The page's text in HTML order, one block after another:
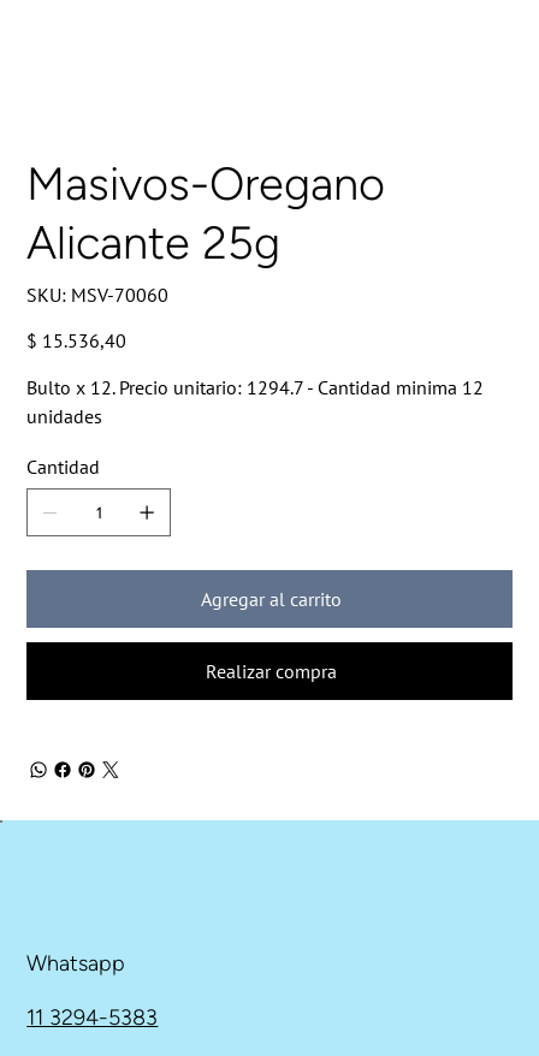
Masivos-Oregano
Alicante 25g
SKU: SKU
MSV-
MSV-70060
Precio
$ 15.536,40
Bulto x 12. Precio unitario: 1294.7 - Cantidad minima 12
unidades
Cantidad
Agregar al carrito
Realizar compra
Whatsapp
11 3294-5383